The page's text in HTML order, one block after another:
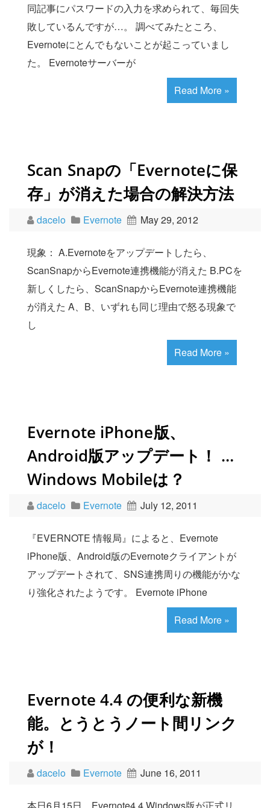
同記事にパスワードの入力を求められて、毎回失
敗しているんですが…。 調べてみたところ、
Evernoteにとんでもないことが起こっていまし
た。 Evernoteサーバーが
Read More »
Scan Snapの「Evernoteに保
存」が消えた場合の解決方法
dacelo Evernote May 29, 2012
現象： A.Evernoteをアップデートしたら、
ScanSnapからEvernote連携機能が消えた B.PCを
新しくしたら、ScanSnapからEvernote連携機能
が消えた A、B、いずれも同じ理由で怒る現象で
し
Read More »
Evernote iPhone版、
Android版アップデート！ …
Windows Mobileは？
dacelo Evernote July 12, 2011
『EVERNOTE 情報局』によると、Evernote
iPhone版、Android版のEvernoteクライアントが
アップデートされて、SNS連携周りの機能がかな
り強化されたようです。 Evernote iPhone
Read More »
Evernote 4.4 の便利な新機
能。とうとうノート間リンク
が！
dacelo Evernote June 16, 2011